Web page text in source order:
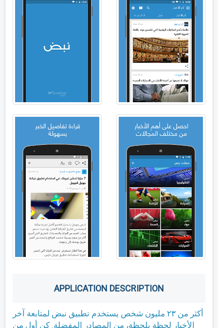
APPLICATION DESCRIPTION
أكثر من ٢٣ مليون شخص يستخدم تطبيق نبض لمتابعة آخر
الأخبار لحظة بلحظة، من المصادر المفضلة. كن أول من